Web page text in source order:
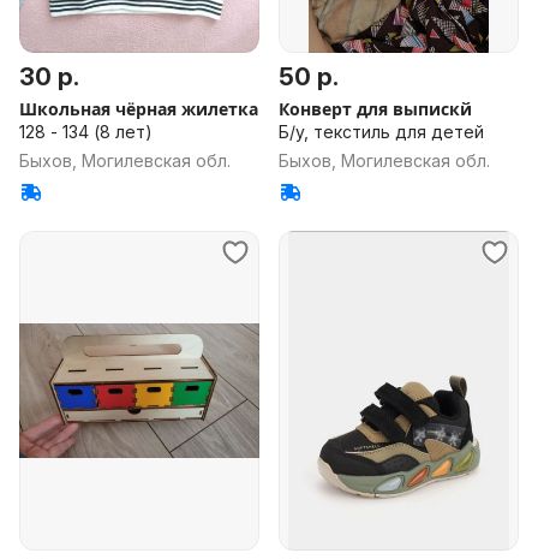
30 р.
Школьная чёрная жилетка
128 - 134 (8 лет)
Быхов, Могилевская обл.
50 р.
Конверт для выпискй
Б/у, текстиль для детей
Быхов, Могилевская обл.